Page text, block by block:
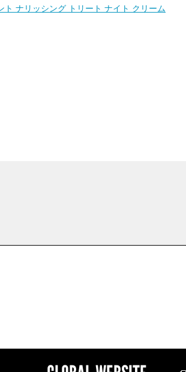
ト ナリッシング トリート ナイト クリーム